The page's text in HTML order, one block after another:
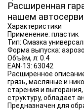
Расширенная
нашем
Характеристики
Применение: пластик
Тип: Смазка
Форма выпуска:
Объём, л: 0.4
EAN-13: 63042
Расширенное
грязь, масляные и
старения и
структуру, обладает
Предназначен для